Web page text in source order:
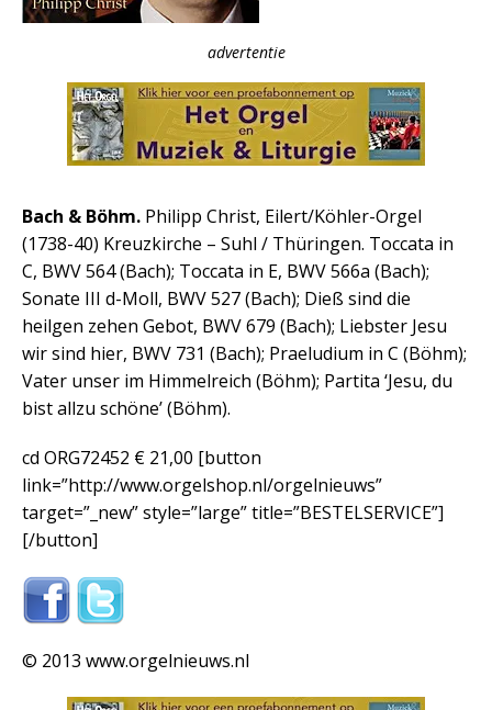
advertentie
Bach & Böhm. Philipp Christ, Eilert/Köhler-Orgel
(1738-40) Kreuzkirche – Suhl / Thüringen. Toccata in
C, BWV 564 (Bach); Toccata in E, BWV 566a (Bach);
Sonate III d-Moll, BWV 527 (Bach); Dieß sind die
heilgen zehen Gebot, BWV 679 (Bach); Liebster Jesu
wir sind hier, BWV 731 (Bach); Praeludium in C (Böhm);
Vater unser im Himmelreich (Böhm); Partita ‘Jesu, du
bist allzu schöne’ (Böhm).
cd ORG72452 € 21,00 [button
link=”http://www.orgelshop.nl/orgelnieuws”
target=”_new” style=”large” title=”BESTELSERVICE”]
[/button]
© 2013 www.orgelnieuws.nl